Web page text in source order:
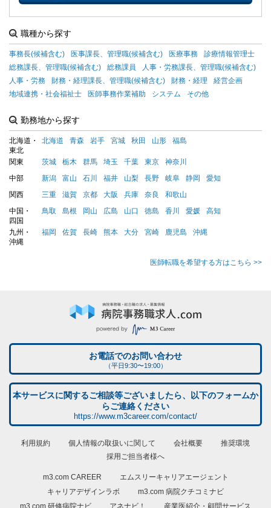
職種から探す
事務長(候補含む) 医事課長、管理職(候補含む) 医療事務
診療情報管理士
総務課長、管理職(候補含む)
総務課員
人事・労務課長、管理職(候補含む)
人事・労務
財務・経理課長、管理職(候補含む) 財務・経理
経営企画
地域連携・社会福祉士
医師事務作業補助 システム その他
勤務地から探す
北海道・
東北
北海道 青森 岩手 宮城 秋田 山形 福島
関東 茨城 栃木 群馬 埼玉 千葉 東京
神奈川
中部
新潟 富山 石川 福井 山梨 長野 岐阜 静岡
愛知
関西
三重 滋賀 京都 大阪 兵庫 奈良
和歌山
中国・
四国
鳥取 島根 岡山 広島 山口 徳島 香川 愛媛 高知
九州・
沖縄
福岡 佐賀 長崎 熊本 大分 宮崎 鹿児島 沖縄
医師転職を希望する方はこちら >>
お電話でのお問い合わせ
（平日9:30〜19:00）
本サービスに関するご相談等ございましたら、以下のフォームか
らご連絡ください
https://www.m3career.com/contact/
利用規約 個人情報の取扱いに関して 会社概要
推奨環境
採用ご担当者様へ
m3.com CAREER
エムスリーキャリアエージェント
キャリアデザインラボ
m3.com 病院クチコミナビ
m3.com 研修病院ナビ
アネナビ！ 産業医紹介・顧問サービス